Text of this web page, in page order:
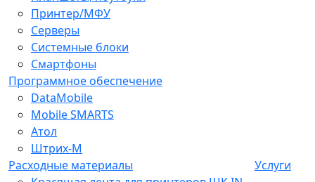
Принтер/МФУ
Серверы
Системные блоки
Смартфоны
Программное обеспечение
DataMobile
Mobile SMARTS
Атол
Штрих-М
Расходные материалы
Услуги